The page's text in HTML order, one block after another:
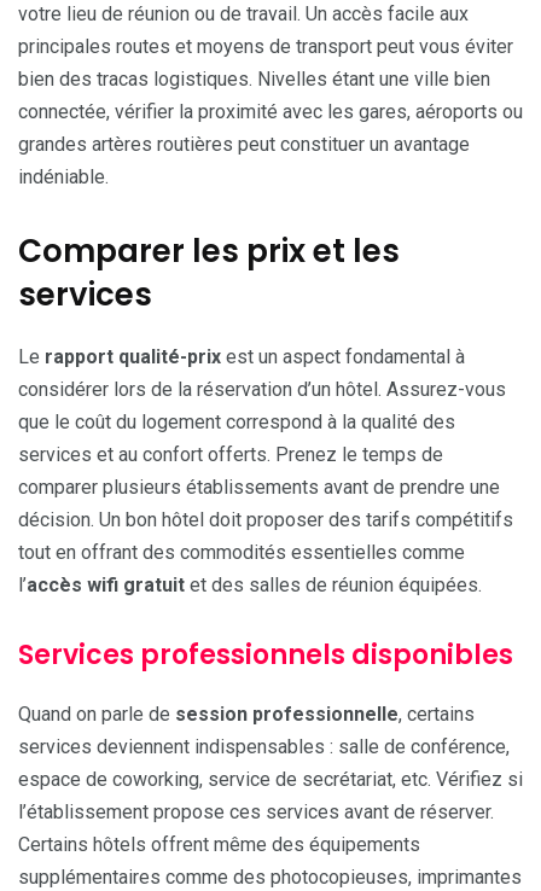
votre lieu de réunion ou de travail. Un accès facile aux
principales routes et moyens de transport peut vous éviter
bien des tracas logistiques. Nivelles étant une ville bien
connectée, vérifier la proximité avec les gares, aéroports ou
grandes artères routières peut constituer un avantage
indéniable.
Comparer les prix et les
services
Le rapport qualité-prix est un aspect fondamental à
considérer lors de la réservation d’un hôtel. Assurez-vous
que le coût du logement correspond à la qualité des
services et au confort offerts. Prenez le temps de
comparer plusieurs établissements avant de prendre une
décision. Un bon hôtel doit proposer des tarifs compétitifs
tout en offrant des commodités essentielles comme
l’accès wifi gratuit et des salles de réunion équipées.
Services professionnels disponibles
Quand on parle de session professionnelle, certains
services deviennent indispensables : salle de conférence,
espace de coworking, service de secrétariat, etc. Vérifiez si
l’établissement propose ces services avant de réserver.
Certains hôtels offrent même des équipements
supplémentaires comme des photocopieuses, imprimantes